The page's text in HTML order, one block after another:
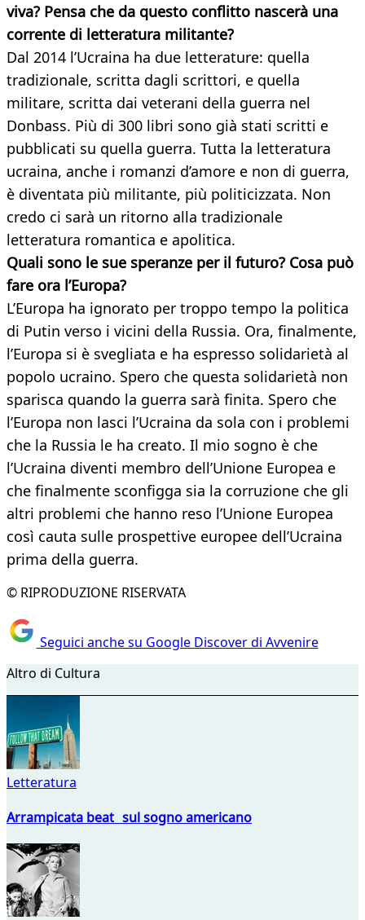
viva? Pensa che da questo conflitto nascerà una
corrente di letteratura militante?
Dal 2014 l’Ucraina ha due letterature: quella
tradizionale, scritta dagli scrittori, e quella
militare, scritta dai veterani della guerra nel
Donbass. Più di 300 libri sono già stati scritti e
pubblicati su quella guerra. Tutta la letteratura
ucraina, anche i romanzi d’amore e non di guerra,
è diventata più militante, più politicizzata. Non
credo ci sarà un ritorno alla tradizionale
letteratura romantica e apolitica.
Quali sono le sue speranze per il futuro? Cosa può
fare ora l’Europa?
L’Europa ha ignorato per troppo tempo la politica
di Putin verso i vicini della Russia. Ora, finalmente,
l’Europa si è svegliata e ha espresso solidarietà al
popolo ucraino. Spero che questa solidarietà non
sparisca quando la guerra sarà finita. Spero che
l’Europa non lasci l’Ucraina da sola con i problemi
che la Russia le ha creato. Il mio sogno è che
l’Ucraina diventi membro dell’Unione Europea e
che finalmente sconfigga sia la corruzione che gli
altri problemi che hanno reso l’Unione Europea
così cauta sulle prospettive europee dell’Ucraina
prima della guerra.
© RIPRODUZIONE RISERVATA
Seguici anche su Google Discover di Avvenire
Altro di Cultura
Letteratura
Arrampicata beat sul sogno americano